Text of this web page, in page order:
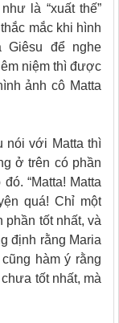
là “xuất thế”
mắc khi hình
Giêsu để nghe
niệm thì được
ảnh cô Matta
nói với Matta thì
ở trên có phần
“Matta! Matta
quá! Chỉ một
phần tốt nhất, và
định rằng Maria
hàm ý rằng
tốt nhất, mà